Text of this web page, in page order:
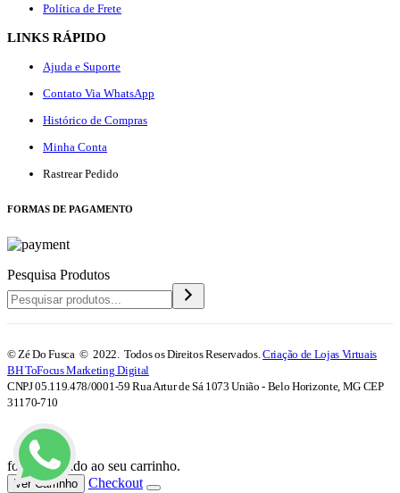
Política de Frete
LINKS RÁPIDO
Ajuda e Suporte
Contato Via WhatsApp
Histórico de Compras
Minha Conta
Rastrear Pedido
FORMAS DE PAGAMENTO
Pesquisa Produtos
© Zé Do Fusca © 2022. Todos os Direitos Reservados.Criação de Lojas Virtuais
BH ToFocus Marketing Digital
CNPJ 05.119.478/0001-59 Rua Artur de Sá 1073 União - Belo Horizonte, MG CEP
31170-710
foi adicionado ao seu carrinho.
Ver Carrinho Checkout